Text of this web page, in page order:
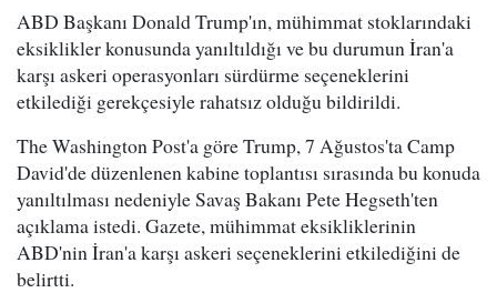
ABD Başkanı Donald Trump'ın, mühimmat stoklarındaki
eksiklikler konusunda yanıltıldığı ve bu durumun İran'a
karşı askeri operasyonları sürdürme seçeneklerini
etkilediği gerekçesiyle rahatsız olduğu bildirildi.
The Washington Post'a göre Trump, 7 Ağustos'ta Camp
David'de düzenlenen kabine toplantısı sırasında bu konuda
yanıltılması nedeniyle Savaş Bakanı Pete Hegseth'ten
açıklama istedi. Gazete, mühimmat eksikliklerinin
ABD'nin İran'a karşı askeri seçeneklerini etkilediğini de
belirtti.